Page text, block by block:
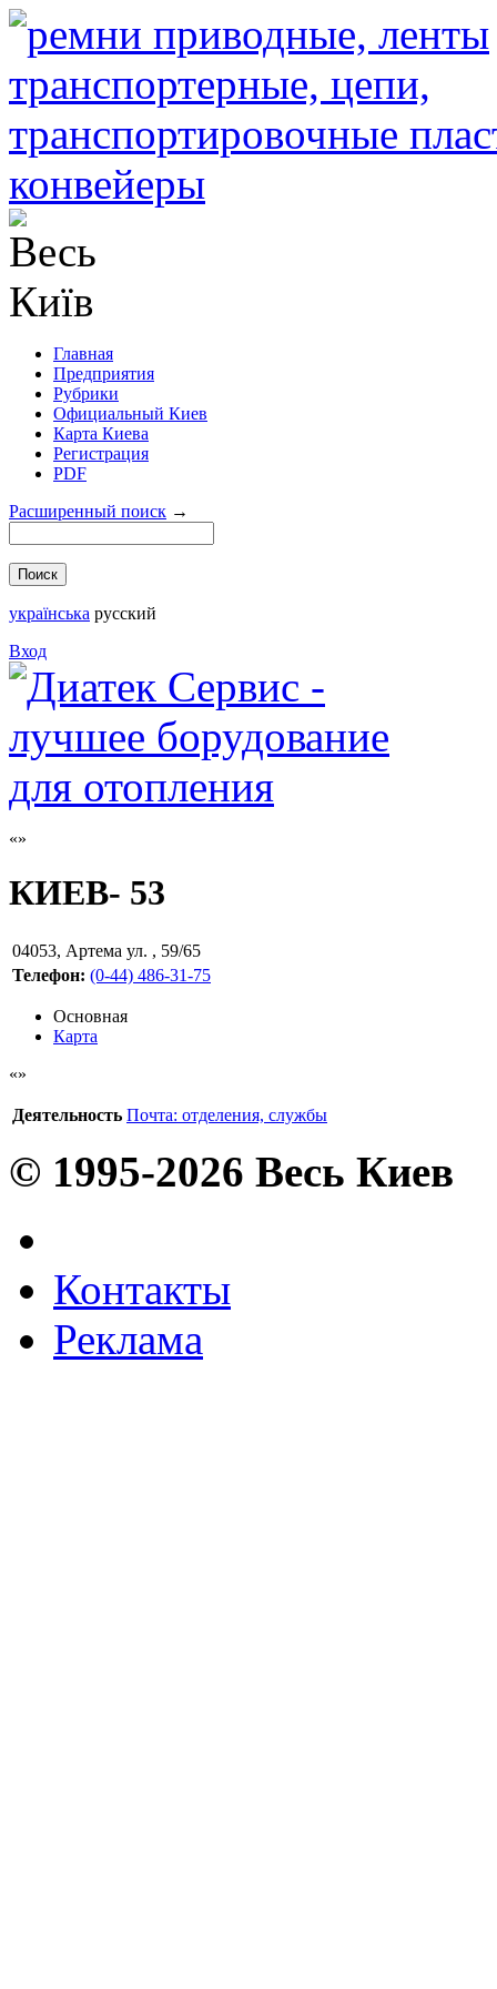
Главная
Предприятия
Рубрики
Официальный Киев
Карта Киева
Регистрация
PDF
Расширенный поиск →
українська русский
Вход
КИЕВ- 53
04053, Артема ул. , 59/65
Телефон: (0-44) 486-31-75
Основная
Карта
Деятельность Почта: отделения, службы
© 1995-2026 Весь Киев
Контакты
Реклама